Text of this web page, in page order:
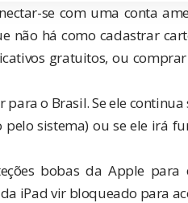
se com uma conta
não há como cadastrar
gratuitos, ou
o Brasil. Se ele
sistema) ou se ele irá
bobas da Apple para
iPad vir bloqueado para